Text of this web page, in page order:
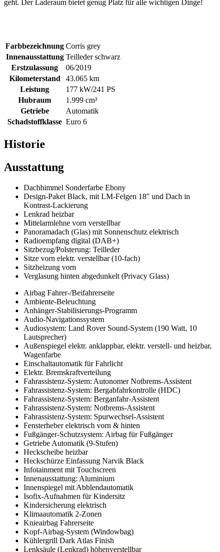
geht. Der Laderaum bietet genug Platz für alle wichtigen Dinge!
Farbbezeichnung Corris grey
Innenausstattung Teilleder schwarz
Erstzulassung
06/2019
Kilometerstand
43.065 km
Leistung
177 kW/241 PS
Hubraum
1.999 cm³
Getriebe
Automatik
Schadstoffklasse Euro 6
Historie
Ausstattung
Dachhimmel Sonderfarbe Ebony
Design-Paket Black, mit LM-Felgen 18″ und Dach in
Kontrast-Lackierung
Lenkrad heizbar
Mittelarmlehne vorn verstellbar
Panoramadach (Glas) mit Sonnenschutz elektrisch
Radioempfang digital (DAB+)
Sitzbezug/Polsterung: Teilleder
Sitze vorn elektr. verstellbar (10-fach)
Sitzheizung vorn
Verglasung hinten abgedunkelt (Privacy Glass)
Airbag Fahrer-/Beifahrerseite
Ambiente-Beleuchtung
Anhänger-Stabilisierungs-Programm
Audio-Navigationssystem
Audiosystem: Land Rover Sound-System (190 Watt, 10
Lautsprecher)
Außenspiegel elektr. anklappbar, elektr. verstell- und heizbar,
Wagenfarbe
Einschaltautomatik für Fahrlicht
Elektr. Bremskraftverteilung
Fahrassistenz-System: Autonomer Notbrems-Assistent
Fahrassistenz-System: Bergabfahrkontrolle (HDC)
Fahrassistenz-System: Berganfahr-Assistent
Fahrassistenz-System: Notbrems-Assistent
Fahrassistenz-System: Spurwechsel-Assistent
Fensterheber elektrisch vorn & hinten
Fußgänger-Schutzsystem: Airbag für Fußgänger
Getriebe Automatik (9-Stufen)
Heckscheibe heizbar
Heckschürze Einfassung Narvik Black
Infotainment mit Touchscreen
Innenausstattung: Aluminium
Innenspiegel mit Abblendautomatik
Isofix-Aufnahmen für Kindersitz
Kindersicherung elektrisch
Klimaautomatik 2-Zonen
Knieairbag Fahrerseite
Kopf-Airbag-System (Windowbag)
Kühlergrill Dark Atlas Finish
Lenksäule (Lenkrad) höhenverstellbar